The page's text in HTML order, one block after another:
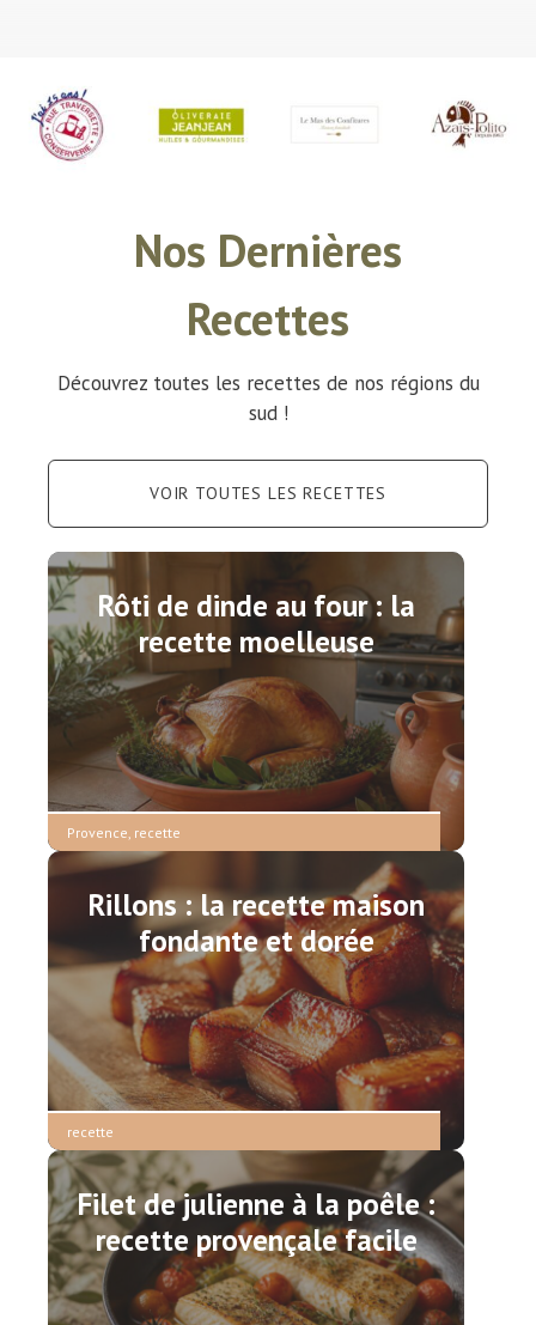
Nos Dernières
Recettes
Découvrez toutes les recettes de nos régions du
sud !
VOIR TOUTES LES RECETTES
Rôti de dinde au four : la
recette moelleuse
Provence recette
Rillons : la recette maison
fondante et dorée
recette
Filet de julienne à la poêle :
recette provençale facile